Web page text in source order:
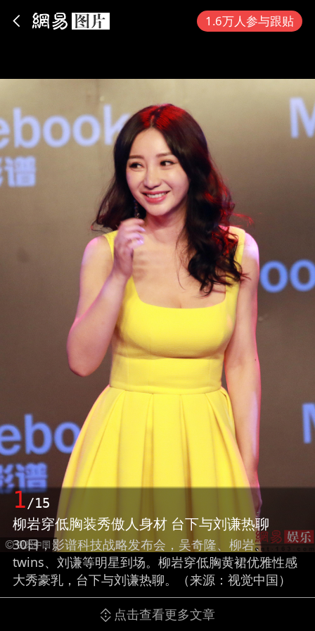
1.6万人参与跟贴
1/15
柳岩穿低胸装秀傲人身材 台下与刘谦热聊
30日，影谱科技战略发布会，吴奇隆、柳岩、
twins、刘谦等明星到场。柳岩穿低胸黄裙优雅性感
大秀豪乳，台下与刘谦热聊。（来源：视觉中国）
点击查看更多文章